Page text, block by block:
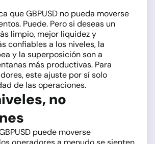
que GBPUSD no pueda moverse
Puede. Pero si deseas un
limpio, mejor liquidez y
confiables a los niveles, la
y la superposición son a
más productivas. Para
este ajuste por sí solo
de las operaciones.
no
puede moverse